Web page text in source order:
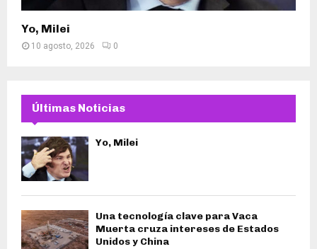
Yo, Milei
10 agosto, 2026 0
Últimas Noticias
Yo, Milei
Una tecnología clave para Vaca
Muerta cruza intereses de Estados
Unidos y China